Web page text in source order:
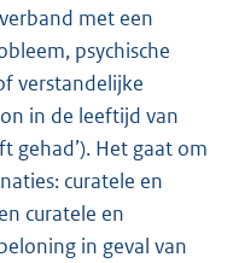
met een
psychische
verstandelijke
in de leeftijd van
gehad’). Het gaat om
curatele en
curatele en
in geval van